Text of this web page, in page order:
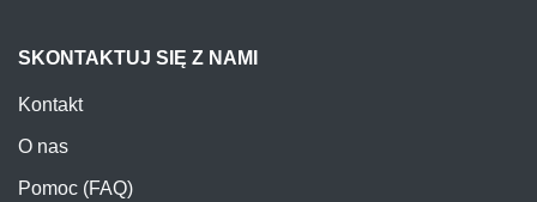
SKONTAKTUJ SIĘ Z NAMI
Kontakt
O nas
Pomoc (FAQ)